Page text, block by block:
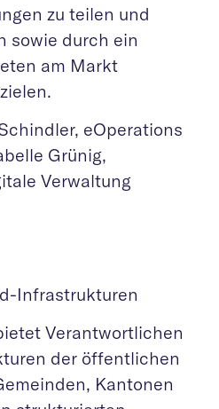
zu teilen und
sowie durch ein
am Markt
eOperations
Grünig,
Verwaltung
Infrastrukturen
Verantwortlichen
der öffentlichen
Kantonen